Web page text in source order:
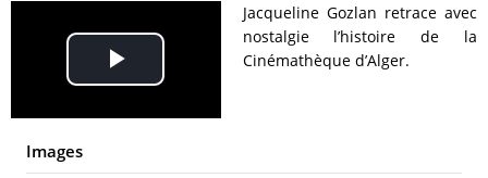
Play
Video
Jacqueline Gozlan retrace avec
nostalgie l’histoire de la
Cinémathèque d’Alger.
Images